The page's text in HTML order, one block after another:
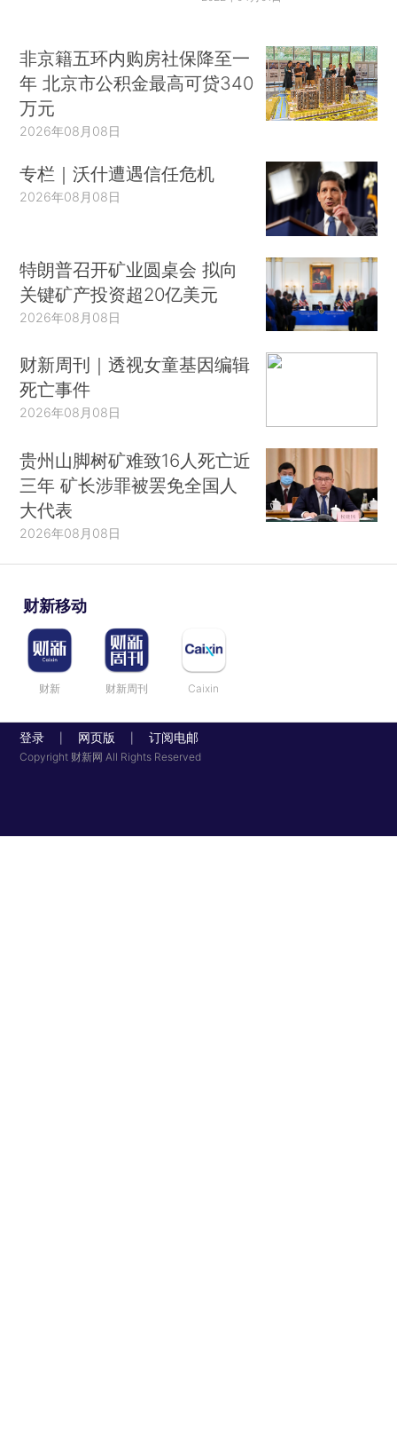
态清淤和退圩还湖为重点的综合治理，恢复湖泊调
蓄、生态功能，维护湖泊健康生命。
4.加大侵害湖泊法律处罚强度。当前湖泊保护
范围内非法圈圩、非法采砂、非法建设等人为侵害
湖泊行为仍是当前湖泊管理与保护面临的突出问
题，由于违法成本小、执法难度大，导致侵湖事件
屡禁不止，建议全国人大研究《湖泊保护条例》，
非京籍五环内购房社保降至一
年 北京市公积金最高可贷340
万元
2026年08月08日
专栏｜沃什遭遇信任危机
2026年08月08日
特朗普召开矿业圆桌会 拟向
关键矿产投资超20亿美元
2026年08月08日
财新周刊｜透视女童基因编辑
死亡事件
2026年08月08日
贵州山脚树矿难致16人死亡近
三年 矿长涉罪被罢免全国人
大代表
2026年08月08日
财新移动
财新 财新周刊 Caixin
登录 网页版 订阅电邮
Copyright 财新网 All Rights Reserved